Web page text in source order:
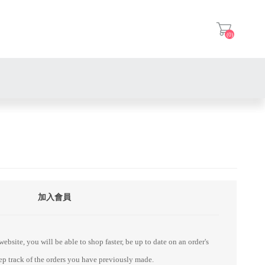
(0)
加入會員
you will be able to shop faster, be up to date on an order's
track of the orders you have previously made.